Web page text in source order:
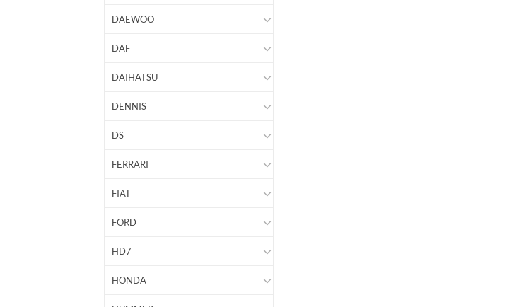
DAEWOO
DAF
DAIHATSU
DENNIS
DS
FERRARI
FIAT
FORD
HD7
HONDA